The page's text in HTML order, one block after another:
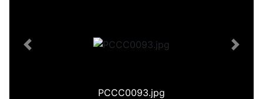
PCCC0093.jpg
Previous Next